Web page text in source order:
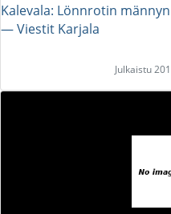
Kalevala: Lönnrotin
― Viestit Karjala
Julkaistu